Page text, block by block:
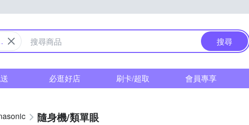
搜尋
必逛好店 刷卡/超取 會員專享
隨身機/類單眼